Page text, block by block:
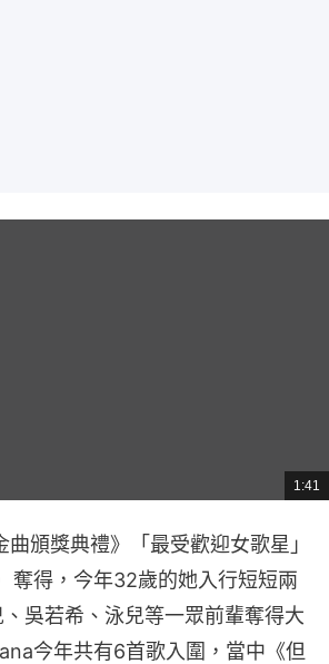
總
共
1:41
曲頒獎典禮》「最受歡迎女歌星」
奪得，今年32歲的她入行短短兩
吳若希、泳兒等一眾前輩奪得大
今年共有6首歌入圍，當中《但